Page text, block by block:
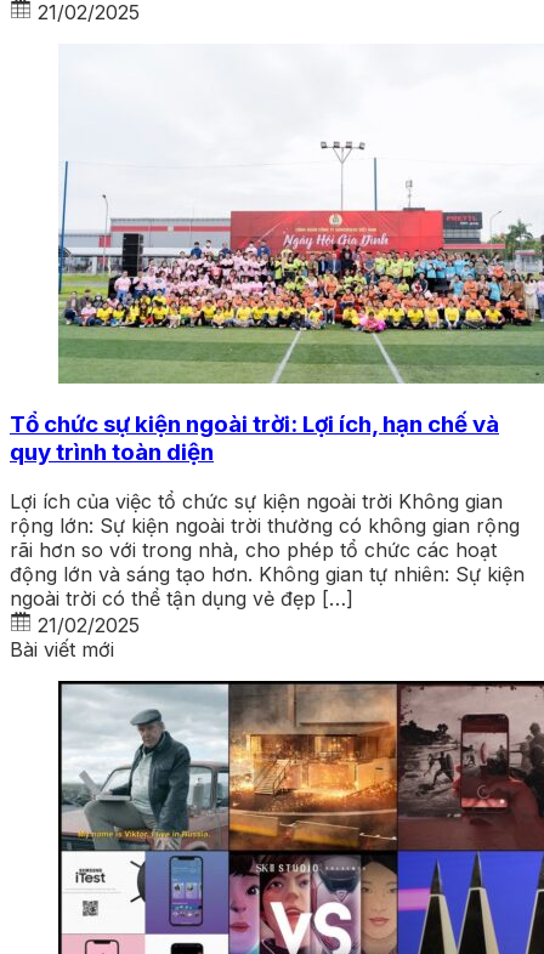
21/02/2025
Tổ chức sự kiện ngoài trời: Lợi ích, hạn chế và
quy trình toàn diện
Lợi ích của việc tổ chức sự kiện ngoài trời Không gian
rộng lớn: Sự kiện ngoài trời thường có không gian rộng
rãi hơn so với trong nhà, cho phép tổ chức các hoạt
động lớn và sáng tạo hơn. Không gian tự nhiên: Sự kiện
ngoài trời có thể tận dụng vẻ đẹp […]
21/02/2025
Bài viết mới